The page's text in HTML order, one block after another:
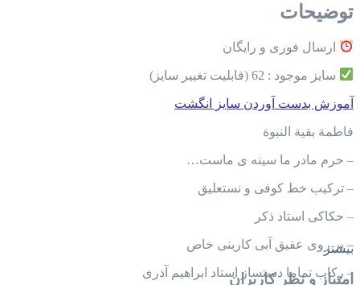
توضیحات
ارسال فوری و رایگان
سایز موجود : 62 (قابلیت تغییر سایز)
آموزش بدست آوردن سایز انگشت
فاطمة بقية النبوة
– حرم مادر ما سینه ی ماست…
– ترکیب خط کوفی و نستعلیق
– حکاکی استاد ذکر
– بر روی عقیق آبی کاربنی خاص
– رکاب تماما دستساز استاد ابراهیم آذری
بیشتر
امتیاز و نظر کاربران